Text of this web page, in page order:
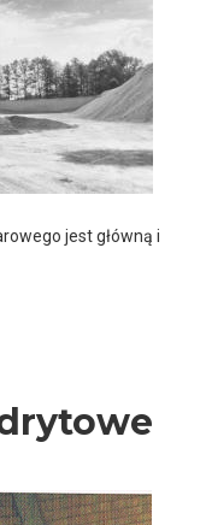
jest główną i